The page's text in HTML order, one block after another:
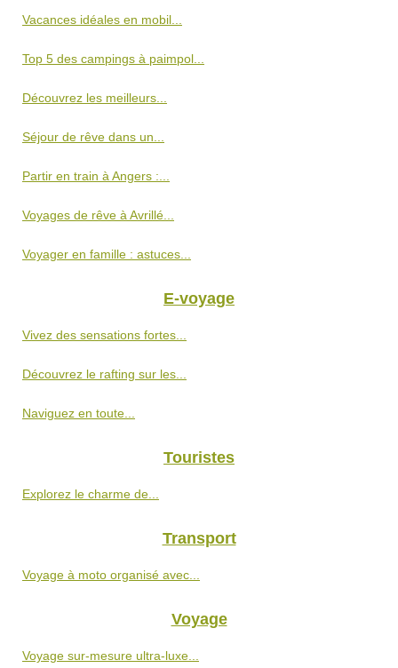
Vacances idéales en mobil...
Top 5 des campings à paimpol...
Découvrez les meilleurs...
Séjour de rêve dans un...
Partir en train à Angers :...
Voyages de rêve à Avrillé...
Voyager en famille : astuces...
E-voyage
Vivez des sensations fortes...
Découvrez le rafting sur les...
Naviguez en toute...
Touristes
Explorez le charme de...
Transport
Voyage à moto organisé avec...
Voyage
Voyage sur-mesure ultra-luxe...